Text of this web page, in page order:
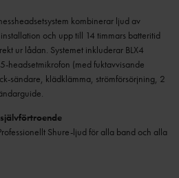
kombinerar ljud av
och upp till 14 timmars batteritid
ur lådan. Systemet inkluderar BLX4
headsetmikrofon (med fuktavvisande
sändare, klädklämma, strömförsörjning, 2
självförtroende
Shure-ljud för alla band och alla